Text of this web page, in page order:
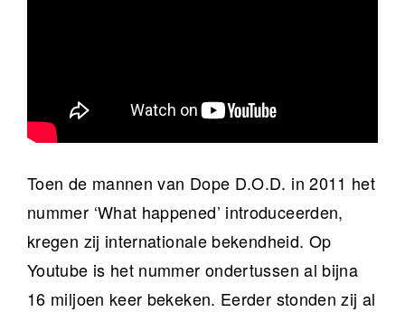
Toen de mannen van Dope D.O.D. in 2011 het
nummer ‘What happened’ introduceerden,
kregen zij internationale bekendheid. Op
Youtube is het nummer ondertussen al bijna
16 miljoen keer bekeken. Eerder stonden zij al